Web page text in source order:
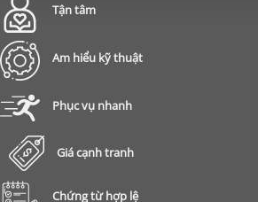
Tận tâm
Am hiểu kỹ thuật
Phục vụ nhanh
Giá cạnh tranh
Chứng từ hợp lệ